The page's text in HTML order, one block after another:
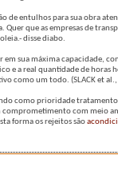
de entulhos para sua obra
que as empresas de
disse diabo.
sua máxima capacidade,
a real quantidade de horas
como um todo. (SLACK et
como prioridade
comprometimento com meio
forma os rejeitos são